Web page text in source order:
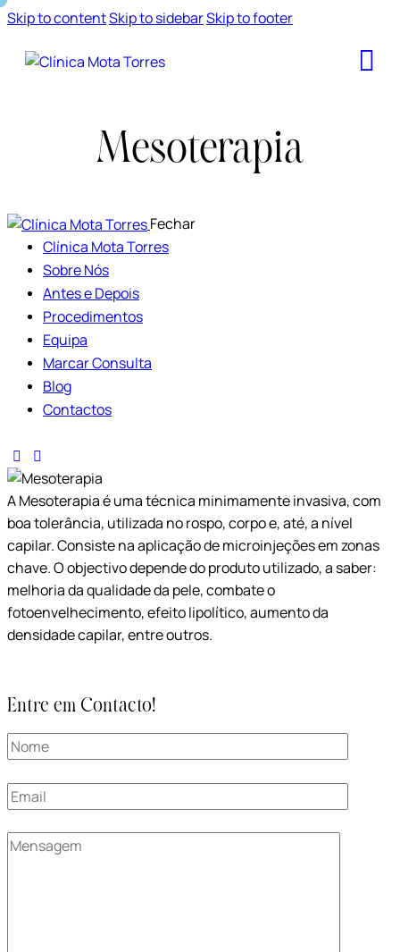
Skip to contentSkip to sidebarSkip to footer
Mesoterapia
Fechar
Clínica Mota Torres
Sobre Nós
Antes e Depois
Procedimentos
Equipa
Marcar Consulta
Blog
Contactos
A Mesoterapia é uma técnica minimamente invasiva, com
boa tolerância, utilizada no rospo, corpo e, até, a nível
capilar. Consiste na aplicação de microinjeções em zonas
chave. O objectivo depende do produto utilizado, a saber:
melhoria da qualidade da pele, combate o
fotoenvelhecimento, efeito lipolítico, aumento da
densidade capilar, entre outros.
Entre em Contacto!